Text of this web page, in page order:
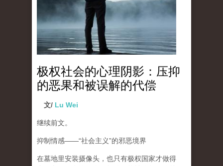
极权社会的心理阴影：压抑
的恶果和被误解的代偿
文/ Lu Wei
继续前文。
抑制情感——“社会主义”的邪恶境界
在墓地里安装摄像头，也只有极权国家才做得